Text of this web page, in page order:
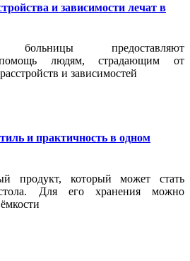
и зависимости лечат в
больницы предоставляют
помощь людям, страдающим от
и зависимостей
и практичность в одном
продукт, который может стать
Для его хранения можно